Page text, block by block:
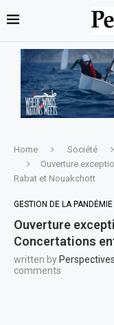
Home Société
Ouverture
Rabat et Nouakchott
GESTION DE LA PANDÉMIE
Ouverture
Concertations
written by
comments